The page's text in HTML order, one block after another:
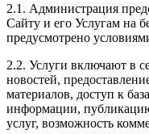
2.1. Администрация
Сайту и его Услугам на
предусмотрено
2.2. Услуги включают в
новостей,
материалов, доступ к
информации,
услуг, возможность